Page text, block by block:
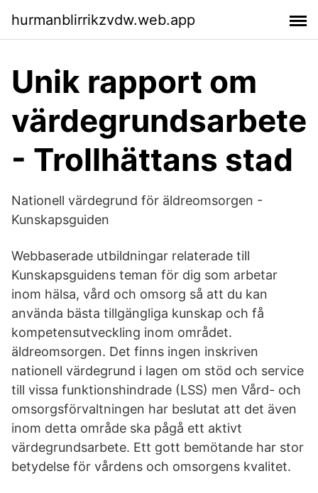
hurmanblirrikzvdw.web.app
Unik rapport om
värdegrundsarbete
- Trollhättans stad
Nationell värdegrund för äldreomsorgen -
Kunskapsguiden
Webbaserade utbildningar relaterade till
Kunskapsguidens teman för dig som arbetar
inom hälsa, vård och omsorg så att du kan
använda bästa tillgängliga kunskap och få
kompetensutveckling inom området.
äldreomsorgen. Det finns ingen inskriven
nationell värdegrund i lagen om stöd och service
till vissa funktionshindrade (LSS) men Vård- och
omsorgsförvaltningen har beslutat att det även
inom detta område ska pågå ett aktivt
värdegrundsarbete. Ett gott bemötande har stor
betydelse för vårdens och omsorgens kvalitet.